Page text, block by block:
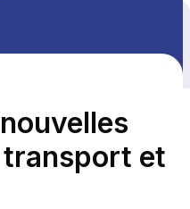
et